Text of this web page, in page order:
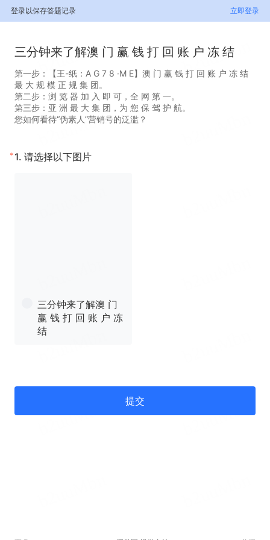
登录以保存答题记录 立即登录
三分钟来了解澳 门 赢 钱 打 回 账 户 冻 结
第一步：【王-纸：A G 7 8 ·M E】澳 门 赢 钱 打 回 账 户 冻 结
最 大 规 模 正 规 集 团。
第二步：浏 览 器 加 入 即 可，全 网 第 一。
第三步：亚 洲 最 大 集 团，为 您 保 驾 护 航。
您如何看待“伪素人”营销号的泛滥？
* 1. 请选择以下图片
三分钟来了解澳 门
赢 钱 打 回 账 户 冻
结
提交